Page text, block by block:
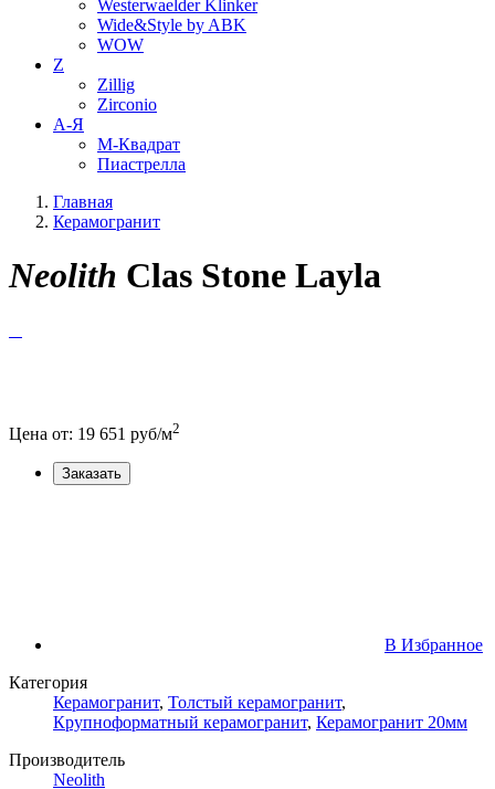
Westerwaelder Klinker
Wide&Style by ABK
WOW
Z
Zillig
Zirconio
А-Я
М-Квадрат
Пиастрелла
Главная
Керамогранит
Neolith Clas Stone Layla
Цена от: 19 651 руб/м2
Заказать
В Избранное
Категория
Керамогранит, Толстый керамогранит,
Крупноформатный керамогранит, Керамогранит 20мм
Производитель
Neolith